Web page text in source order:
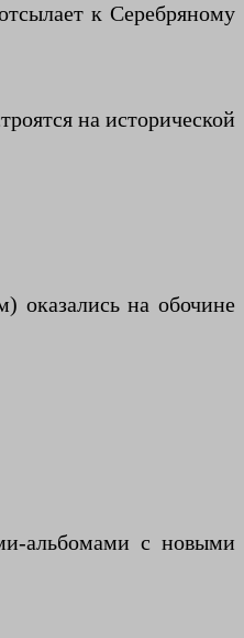
к Серебряному
на исторической
оказались на обочине
альбомами с новыми